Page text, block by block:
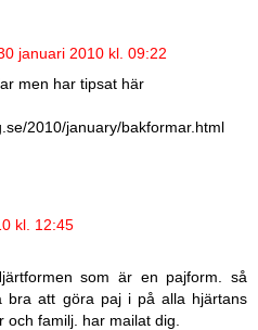
januari 2010 kl. 09:22
men har tipsat här
2010/january/bakformar.html
kl. 12:45
som är en pajform. så
bra att göra paj i på alla hjärtans
familj. har mailat dig.